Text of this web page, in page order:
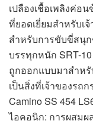
เปลืองเชื้อเพลิงค่อ
ที่ยอดเยี่ยมสำหรับเ
สำหรับการขับขี่สนุก
บรรทุกหนัก SRT-
ถูกออกแบบมาสำห
เป็นสิ่งที่เจ้าของรถ
Camino SS 454
ไอคอนิก: การผสมผ